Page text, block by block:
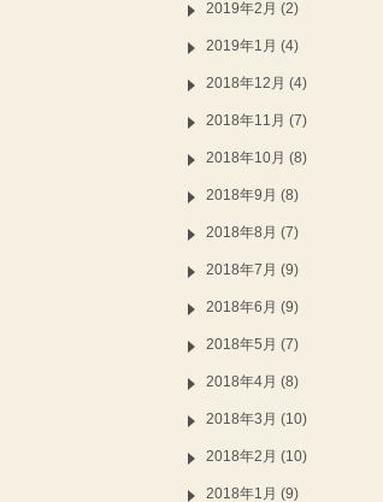
2019年2月 (2)
2019年1月 (4)
2018年12月 (4)
2018年11月 (7)
2018年10月 (8)
2018年9月 (8)
2018年8月 (7)
2018年7月 (9)
2018年6月 (9)
2018年5月 (7)
2018年4月 (8)
2018年3月 (10)
2018年2月 (10)
2018年1月 (9)